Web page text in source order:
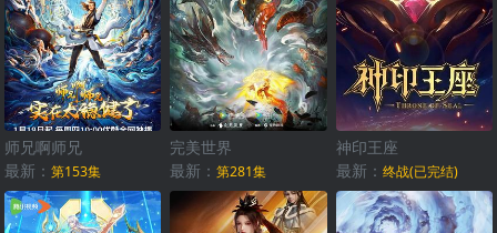
师兄啊师兄
最新： 第153集
完美世界
最新：第281集
神印王座
最新： 终战(已完结)